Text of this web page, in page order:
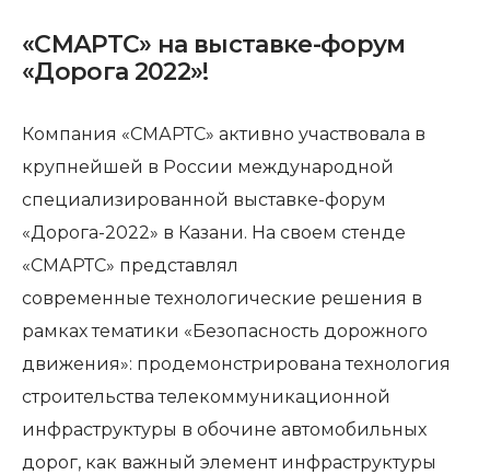
«СМАРТС» на выставке-форум
«Дорога 2022»!
Компания «СМАРТС» активно участвовала в
крупнейшей в России международной
специализированной выставке-форум
«Дорога-2022» в Казани. На своем стенде
«СМАРТС» представлял
современные технологические решения в
рамках тематики «Безопасность дорожного
движения»: продемонстрирована технология
строительства телекоммуникационной
инфраструктуры в обочине автомобильных
дорог, как важный элемент инфраструктуры